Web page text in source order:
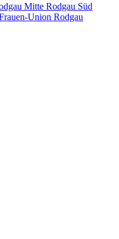
Mitte Rodgau Süd
Union Rodgau